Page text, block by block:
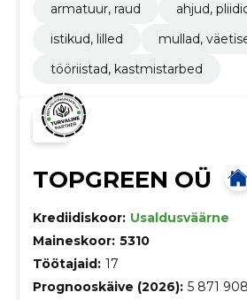
armatuur, raud
ahjud,
istikud, lilled
mullad,
tööriistad, kastmistarbed
TOPGREEN OÜ
Krediidiskoor: Usaldusväärne
Maineskoor: 5310
Töötajaid: 17
Prognooskäive (2026): 5 871